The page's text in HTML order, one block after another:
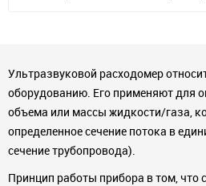
Ультразвуковой расходомер
оборудованию. Его применяют для
объема или массы жидкости/газа,
определенное сечение потока в
сечение трубопровода).
Принцип работы прибора в том, что